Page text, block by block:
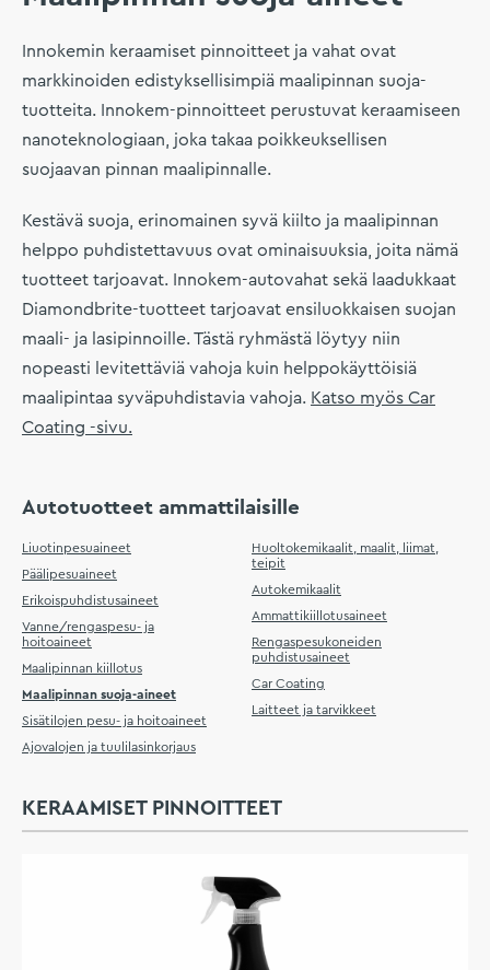
Innokemin keraamiset pinnoitteet ja vahat ovat
markkinoiden edistyksellisimpiä maalipinnan suoja-
tuotteita. Innokem-pinnoitteet perustuvat keraamiseen
nanoteknologiaan, joka takaa poikkeuksellisen
suojaavan pinnan maalipinnalle.
Kestävä suoja, erinomainen syvä kiilto ja maalipinnan
helppo puhdistettavuus ovat ominaisuuksia, joita nämä
tuotteet tarjoavat. Innokem-autovahat sekä laadukkaat
Diamondbrite-tuotteet tarjoavat ensiluokkaisen suojan
maali- ja lasipinnoille. Tästä ryhmästä löytyy niin
nopeasti levitettäviä vahoja kuin helppokäyttöisiä
maalipintaa syväpuhdistavia vahoja. Katso myös Car
Coating -sivu.
Autotuotteet ammattilaisille
Liuotinpesuaineet
Päälipesuaineet
Erikoispuhdistusaineet
Vanne/rengaspesu- ja
hoitoaineet
Maalipinnan kiillotus
Maalipinnan suoja-aineet
Sisätilojen pesu- ja hoitoaineet
Ajovalojen ja tuulilasinkorjaus
Huoltokemikaalit, maalit, liimat,
teipit
Autokemikaalit
Ammattikiillotusaineet
Rengaspesukoneiden
puhdistusaineet
Car Coating
Laitteet ja tarvikkeet
KERAAMISET PINNOITTEET